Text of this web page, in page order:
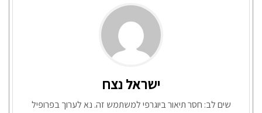
ישראל נצח
שים לב: חסר תיאור ביוגרפי למשתמש זה. נא לערוך בפרופיל